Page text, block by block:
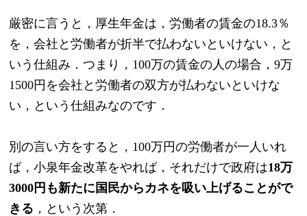
厳密に言うと，厚生年金は，労働者の賃金の18.3％
を，会社と労働者が折半で払わないといけない，と
いう仕組み．つまり，100万の賃金の人の場合，9万
1500円を会社と労働者の双方が払わないといけな
い，という仕組みなのです．
別の言い方をすると，100万円の労働者が一人いれ
ば，小泉年金改革をやれば，それだけで政府は18万
3000円も新たに国民からカネを吸い上げることがで
きる ，という次第．